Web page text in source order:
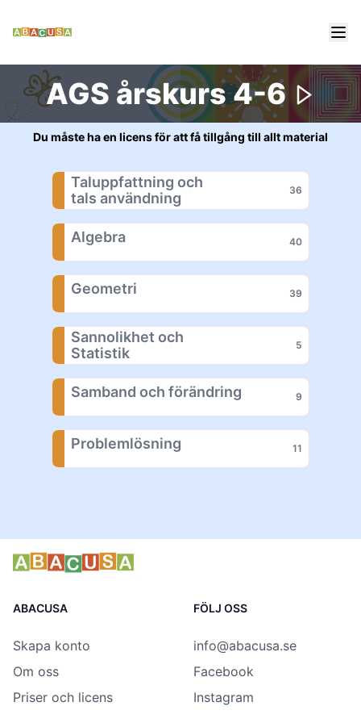
AGS årskurs 4-6
Du måste ha en licens för att få tillgång till allt material
Taluppfattning och
tals användning
36
Algebra 40
Geometri 39
Sannolikhet och
Statistik
5
Samband och förändring 9
Problemlösning 11
ABACUSA
Skapa konto
Om oss
Priser och licens
FÖLJ OSS
info@abacusa.se
Facebook
Instagram